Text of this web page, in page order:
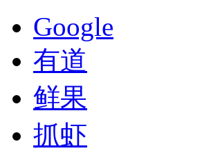
Google
有道
鲜果
抓虾